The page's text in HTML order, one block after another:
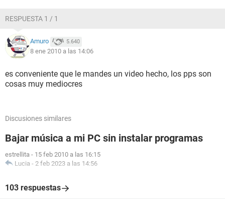
RESPUESTA 1 / 1
Amuro 5.640
8 ene 2010 a las 14:06
es conveniente que le mandes un video hecho, los pps son
cosas muy mediocres
Discusiones similares
Bajar música a mi PC sin instalar programas
estrellita - 15 feb 2010 a las 16:15
Lucia - 2 feb 2023 a las 14:56
103 respuestas